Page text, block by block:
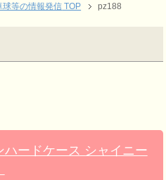
球等の情報発信 TOP pz188
ードケース シャイニー